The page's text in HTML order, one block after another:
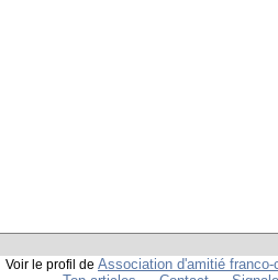
Voir le profil de Association d'amitié franco-